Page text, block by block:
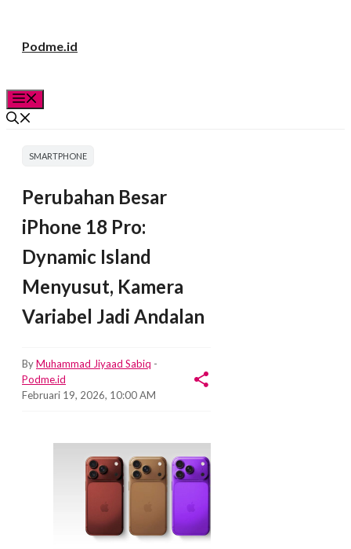
Podme.id
SMARTPHONE
Perubahan Besar
iPhone 18 Pro:
Dynamic Island
Menyusut, Kamera
Variabel Jadi Andalan
ByMuhammad Jiyaad Sabiq -
Podme.id
Februari 19, 2026, 10:00 AM